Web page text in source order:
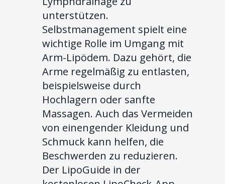
unterstützen.
Selbstmanagement spielt eine
wichtige Rolle im Umgang mit
Arm-Lipödem. Dazu gehört, die
Arme regelmäßig zu entlasten,
beispielsweise durch
Hochlagern oder sanfte
Massagen. Auch das Vermeiden
von einengender Kleidung und
Schmuck kann helfen, die
Beschwerden zu reduzieren.
Der LipoGuide in der